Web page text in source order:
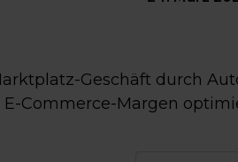
Geschäft durch
Commerce-Margen